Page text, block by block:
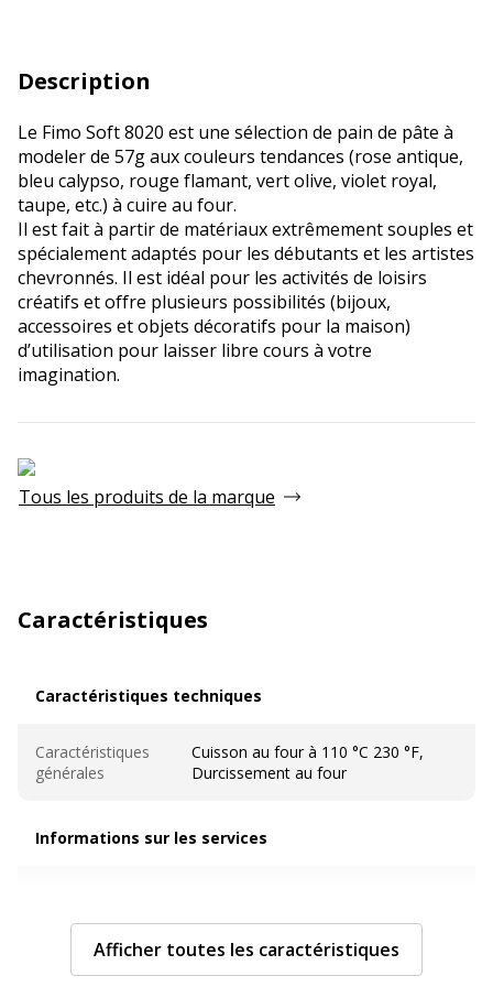
Description
Le Fimo Soft 8020 est une sélection de pain de pâte à
modeler de 57g aux couleurs tendances (rose antique,
bleu calypso, rouge flamant, vert olive, violet royal,
taupe, etc.) à cuire au four.
Il est fait à partir de matériaux extrêmement souples et
spécialement adaptés pour les débutants et les artistes
chevronnés. Il est idéal pour les activités de loisirs
créatifs et offre plusieurs possibilités (bijoux,
accessoires et objets décoratifs pour la maison)
d’utilisation pour laisser libre cours à votre
imagination.
Tous les produits de la marque
Caractéristiques
Caractéristiques techniques
Caractéristiques
générales
Cuisson au four à 110 °C 230 °F,
Durcissement au four
Informations sur les services
Caractéristiques générales
Caractéristiques générales
Afficher toutes les caractéristiques